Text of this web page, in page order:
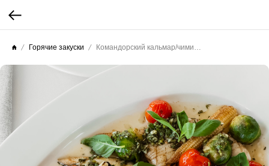
Горячие закуски Командорский кальмар/чимичури/кинза